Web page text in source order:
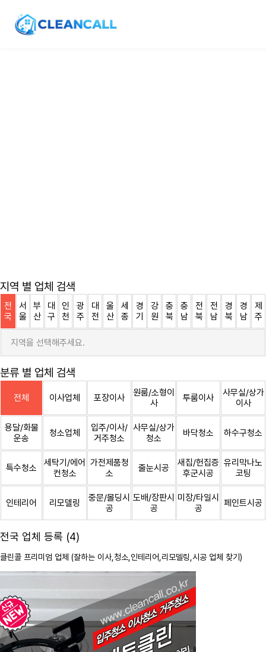
지역 별 업체 검색
전
국
서
울
부
산
대
구
인
천
광
주
대
전
울
산
세
종
경
기
강
원
충
북
충
남
전
북
전
남
경
북
경
남
제
주
지역을 선택해주세요.
분류 별 업체 검색
전체 이사업체 포장이사
원룸/소형이
사
투룸이사
사무실/상가
이사
용달/화물
운송
청소업체
입주/이사/
거주청소
사무실/상가
청소
바닥청소 하수구청소
특수청소
세탁기/에어
컨청소
가전제품청
소
줄눈시공
새집/헌집증
후군시공
유리막나노
코팅
인테리어 리모델링
중문/몰딩시
공
도배/장판시
공
미장/타일시
공
페인트시공
전국 업체 등록 (4)
클린콜 프리미엄 업체 (잘하는 이사, 청소 ,인테리어,리모델링,시공 업체 찾기)